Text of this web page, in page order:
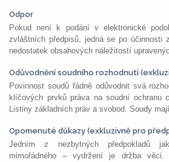
Odpor
Pokud není k podání v elektronické
zvláštních předpisů, jedná se po účinnosti
nedostatek obsahových náležitostí
Odůvodnění soudního rozhodnutí
Povinnost soudů řádně odůvodnit svá
klíčových prvků práva na soudní ochranu
Listiny základních práv a svobod. Soudy
Opomenuté důkazy (exkluzivně pro
Jedním z nezbytných předpokladů
mimořádného – vydržení je držba věci.